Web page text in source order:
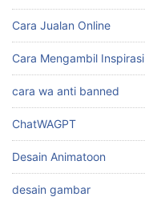
Cara Jualan Online
Cara Mengambil Inspirasi
cara wa anti banned
ChatWAGPT
Desain Animatoon
desain gambar